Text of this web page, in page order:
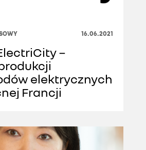
16.06.2021
−
elektrycznych
Francji